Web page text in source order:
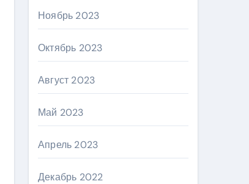
Ноябрь 2023
Октябрь 2023
Август 2023
Май 2023
Апрель 2023
Декабрь 2022